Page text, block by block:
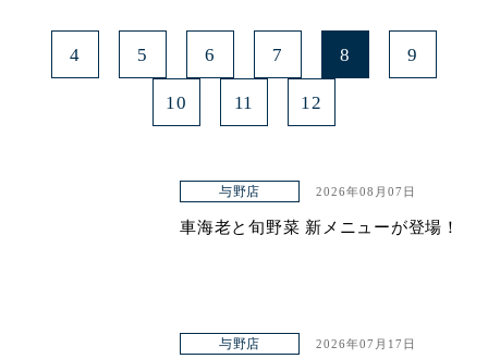
4 5 6 7 8 9
10 11 12
与野店 2026年08月07日
車海老と旬野菜 新メニューが登場！
与野店 2026年07月17日